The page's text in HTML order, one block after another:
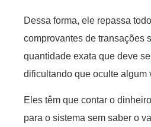
Dessa forma, ele repassa
comprovantes de transações
quantidade exata que deve
dificultando que oculte algum
Eles têm que contar o
para o sistema sem saber o